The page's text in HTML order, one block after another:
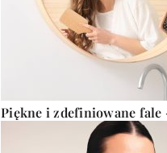
Piękne i zdefiniowane fale